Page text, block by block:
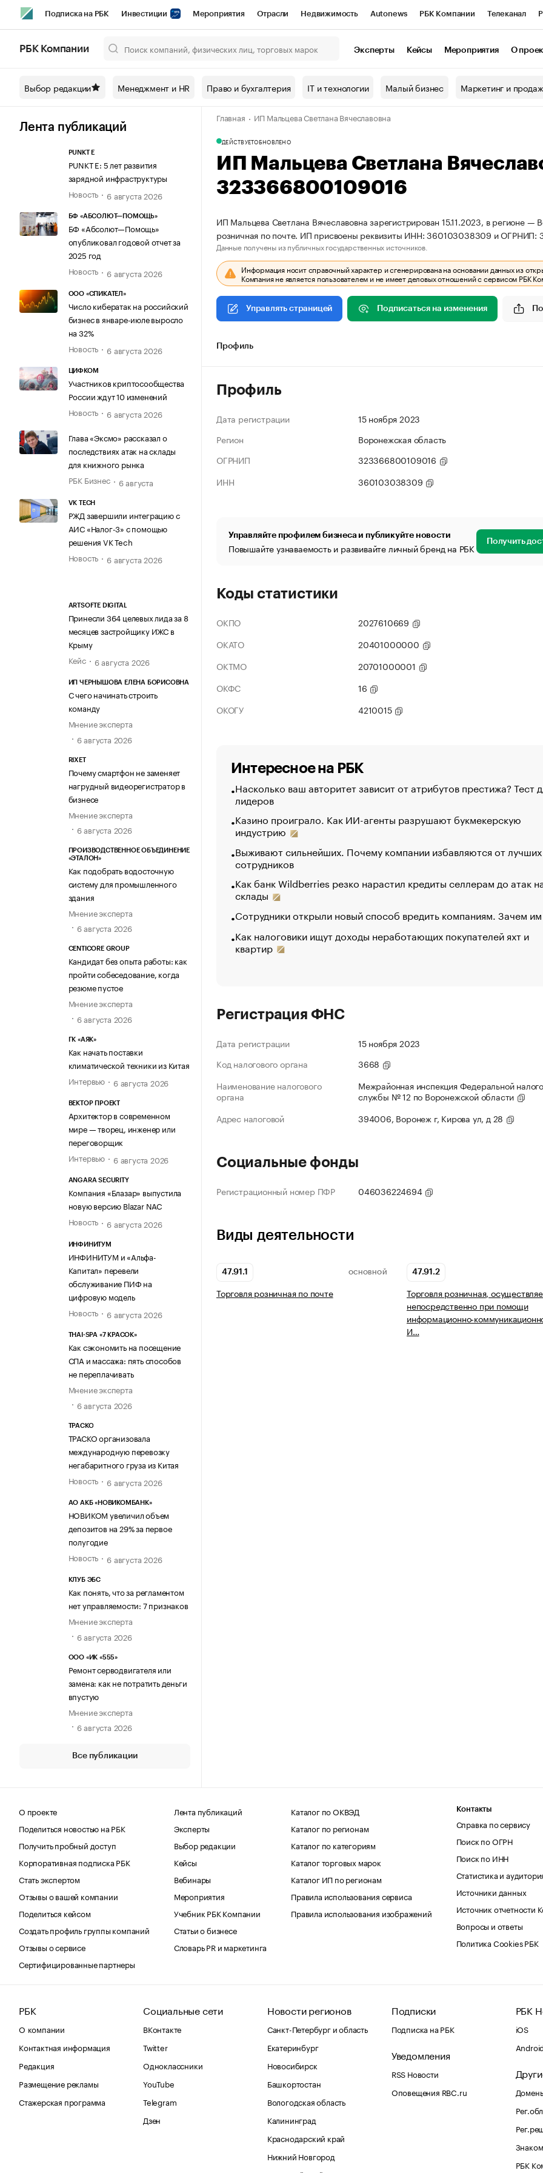
Подписка на РБК Инвестиции Мероприятия Отрасли Недвижимость Autonews РБК Компании Телеканал
Спецпроекты СПб Конференции СПб Спецпроекты Проверка контрагентов
Технологии и медиа Рынок наличной валюты
РБК Компании Эксперты Кейсы Мероприятия О
Выбор редакции Менеджмент и HR Право и бухгалтерия IT и технологии Малый бизнес Маркетинг и
Лента публикаций
PUNKT E
PUNKT E: 5 лет развития
зарядной инфраструктуры
Новость
6 августа 2026
БФ «АБСОЛЮТ—ПОМОЩЬ»
БФ «Абсолют—Помощь»
опубликовал годовой отчет за
2025 год
Новость
6 августа 2026
ООО «СПИКАТЕЛ»
Число кибератак на российский
бизнес в январе-июле выросло
на 32%
Новость
6 августа 2026
ЦИФКОМ
Участников криптосообщества
России ждут 10 изменений
Новость
6 августа 2026
Глава «Эксмо» рассказал о
последствиях атак на склады
для книжного рынка
РБК Бизнес
6 августа
VK TECH
РЖД завершили интеграцию с
АИС «Налог-3» с помощью
решения VK Tech
Новость
6 августа 2026
ARTSOFTE DIGITAL
Принесли 364 целевых лида за 8
месяцев застройщику ИЖС в
Крыму
Кейс
6 августа 2026
ИП ЧЕРНЫШОВА ЕЛЕНА БОРИСОВНА
С чего начинать строить
команду
Мнение эксперта
6 августа 2026
RIXET
Почему смартфон не заменяет
нагрудный видеорегистратор в
бизнесе
Мнение эксперта
6 августа 2026
ПРОИЗВОДСТВЕННОЕ ОБЪЕДИНЕНИЕ
«ЭТАЛОН»
Как подобрать водосточную
систему для промышленного
здания
Мнение эксперта
6 августа 2026
CENTICORE GROUP
Кандидат без опыта работы: как
пройти собеседование, когда
резюме пустое
Мнение эксперта
6 августа 2026
ГК «АЯК»
Как начать поставки
климатической техники из Китая
Интервью
6 августа 2026
ВЕКТОР ПРОЕКТ
Архитектор в современном
мире — творец, инженер или
переговорщик
Интервью
6 августа 2026
ANGARA SECURITY
Компания «Блазар» выпустила
новую версию Blazar NAC
Новость
6 августа 2026
ИНФИНИТУМ
ИНФИНИТУМ и «Альфа-
Капитал» перевели
обслуживание ПИФ на
цифровую модель
Новость
6 августа 2026
THAI-SPA «7 КРАСОК»
Как сэкономить на посещение
СПА и массажа: пять способов
не переплачивать
Мнение эксперта
6 августа 2026
ТРАСКО
ТРАСКО организовала
международную перевозку
негабаритного груза из Китая
Новость
6 августа 2026
АО АКБ «НОВИКОМБАНК»
НОВИКОМ увеличил объем
депозитов на 29% за первое
полугодие
Новость
6 августа 2026
КЛУБ ЭБС
Как понять, что за регламентом
нет управляемости: 7 признаков
Мнение эксперта
6 августа 2026
ООО «ИК «555»
Ремонт серводвигателя или
замена: как не потратить деньги
впустую
Мнение эксперта
6 августа 2026
Все публикации
Главная ИП Мальцева Светлана Вячеславовна
ДЕЙСТВУЕТОБНОВЛЕНО
ИП Мальцева Светлана
323366800109016
ИП Мальцева Светлана Вячеславовна зарегистрирован 15.11.2023, в регионе —
розничная по почте. ИП присвоены реквизиты ИНН: 360103038309 и ОГРНИП:
Данные получены из публичных государственных источников.
Информация носит справочный характер и сгенерирована на основании данных из
Компания не является пользователем и не имеет деловых отношений с сервисом РБК
Управлять страницей Подписаться на изменения
Профиль
Профиль
Дата регистрации
15 ноября 2023
Регион
Воронежская область
ОГРНИП
323366800109016
ИНН
360103038309
Управляйте профилем бизнеса и публикуйте новости
Повышайте узнаваемость и развивайте личный бренд на РБК Получить
Коды статистики
ОКПО
2027610669
ОКАТО
20401000000
ОКТМО
20701000001
ОКФС
16
ОКОГУ
4210015
Интересное на РБК
Насколько ваш авторитет зависит от атрибутов престижа? Тест
лидеров
Казино проиграло. Как ИИ-агенты разрушают букмекерскую
индустрию
Выживают сильнейших. Почему компании избавляются от лучших
сотрудников
Как банк Wildberries резко нарастил кредиты селлерам до атак
склады
Сотрудники открыли новый способ вредить компаниям. Зачем
Как налоговики ищут доходы неработающих покупателей яхт и
квартир
Регистрация ФНС
Дата регистрации
15 ноября 2023
Код налогового органа
3668
Наименование налогового
органа
Межрайонная инспекция Федеральной
службы № 12 по Воронежской области
Адрес налоговой
394006, Воронеж г, Кирова ул, д 28
Социальные фонды
Регистрационный номер ПФР 046036224694
Виды деятельности
47.91.1 ОСНОВНОЙ
Торговля розничная по почте
47.91.2
Торговля розничная,
непосредственно при помощи
информационно-
И…
О проекте
Поделиться новостью на РБК
Получить пробный доступ
Корпоративная подписка РБК
Стать экспертом
Отзывы о вашей компании
Поделиться кейсом
Создать профиль группы компаний
Отзывы о сервисе
Сертифицированные партнеры
Лента публикаций
Эксперты
Выбор редакции
Кейсы
Вебинары
Мероприятия
Учебник РБК Компании
Статьи о бизнесе
Словарь PR и маркетинга
Каталог по ОКВЭД
Каталог по регионам
Каталог по категориям
Каталог торговых марок
Каталог ИП по регионам
Правила использования сервиса
Правила использования изображений
Контакты
Справка по сервису
Поиск по ОГРН
Поиск по ИНН
Статистика и
Источники данных
Источник отчетности
Вопросы и ответы
Политика Cookies РБК
РБК
О компании
Контактная информация
Редакция
Размещение рекламы
Стажерская программа
Социальные сети
ВКонтакте
Twitter
Одноклассники
YouTube
Telegram
Дзен
Новости регионов
Санкт-Петербург и область
Екатеринбург
Новосибирск
Башкортостан
Вологодская область
Калининград
Краснодарский край
Нижний Новгород
Подписки
Подписка на РБК
Уведомления
RSS Новости
Оповещения RBC.ru
РБК
iOS
РБК